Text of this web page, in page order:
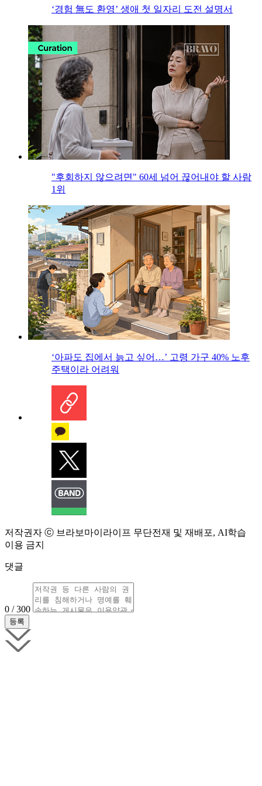
‘경험 無도 환영’ 생애 첫 일자리 도전 설명서
"후회하지 않으려면" 60세 넘어 끊어내야 할 사람
1위
‘아파도 집에서 늙고 싶어…’ 고령 가구 40% 노후
주택이라 어려워
저작권자 ⓒ 브라보마이라이프 무단전재 및 재배포, AI학습
이용 금지
댓글
0 / 300